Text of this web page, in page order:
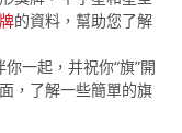
的資料，幫助您了解
一起，并祝你“旗”開
，了解一些簡單的旗